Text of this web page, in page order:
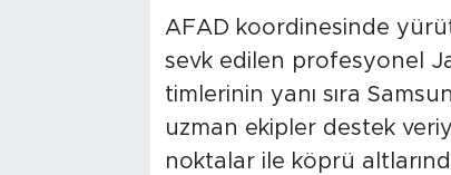
AFAD koordinesinde
sevk edilen profesyonel
timlerinin yanı sıra
uzman ekipler destek
noktalar ile köprü